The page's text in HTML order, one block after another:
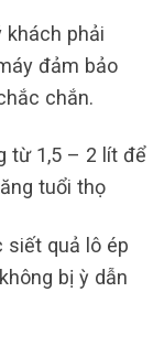
khách phải
đảm bảo
chắn.
từ 1,5 – 2 lít để
tuổi thọ
siết quả lô ép
bị ỳ dẫn